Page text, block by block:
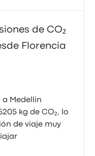
de CO₂
Florencia
a Medellin
kg de CO₂, lo
de viaje muy